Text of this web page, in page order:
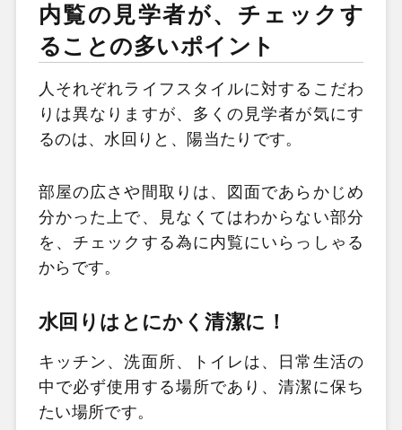
内覧の見学者が、チェックす
ることの多いポイント
人それぞれライフスタイルに対するこだわ
りは異なりますが、多くの見学者が気にす
るのは、水回りと、陽当たりです。
部屋の広さや間取りは、図面であらかじめ
分かった上で、見なくてはわからない部分
を、チェックする為に内覧にいらっしゃる
からです。
水回りはとにかく清潔に！
キッチン、洗面所、トイレは、日常生活の
中で必ず使用する場所であり、清潔に保ち
たい場所です。